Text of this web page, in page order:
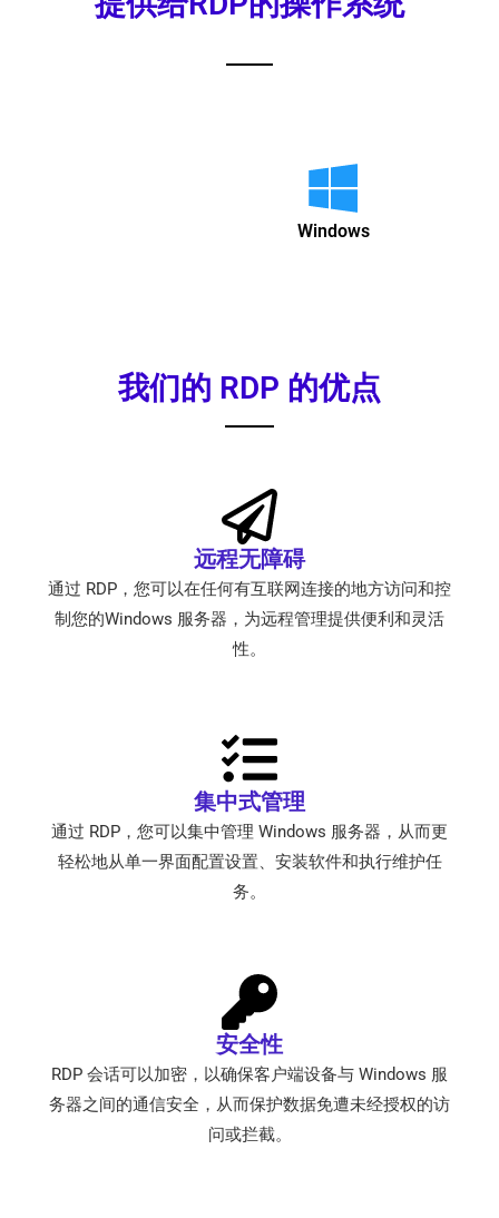
Windows
我们的 RDP 的优点
远程无障碍
通过 RDP，您可以在任何有互联网连接的地方访问和控
制您的Windows 服务器，为远程管理提供便利和灵活
性。
集中式管理
通过 RDP，您可以集中管理 Windows 服务器，从而更
轻松地从单一界面配置设置、安装软件和执行维护任
务。
安全性
RDP 会话可以加密，以确保客户端设备与 Windows 服
务器之间的通信安全，从而保护数据免遭未经授权的访
问或拦截。